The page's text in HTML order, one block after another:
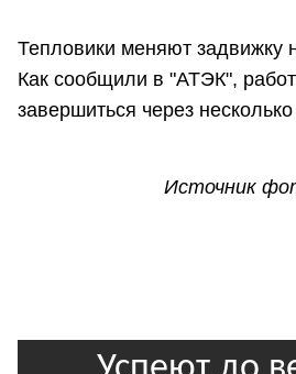
Тепловики меняют задвижку
Как сообщили в "АТЭК",
завершиться через
Источник